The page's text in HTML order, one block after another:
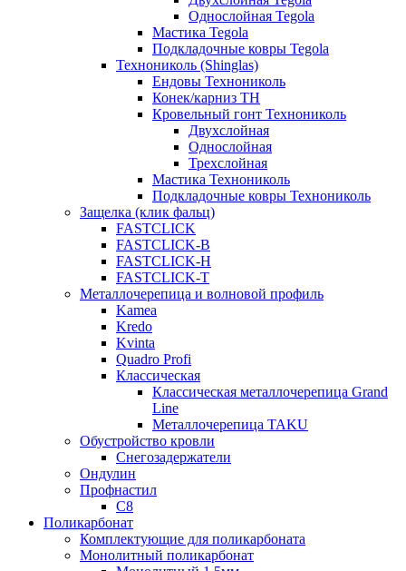
Однослойная Tegola
Мастика Tegola
Подкладочные ковры Tegola
Технониколь (Shinglas)
Ендовы Технониколь
Конек/карниз ТН
Кровельный гонт Технониколь
Двухслойная
Однослойная
Трехслойная
Мастика Технониколь
Подкладочные ковры Технониколь
Защелка (клик фальц)
FASTCLICK
FASTCLICK-B
FASTCLICK-H
FASTCLICK-T
Металлочерепица и волновой профиль
Kamea
Kredo
Kvinta
Quadro Profi
Классическая
Классическая металлочерепица Grand
Line
Металлочерепица TAKU
Обустройство кровли
Снегозадержатели
Ондулин
Профнастил
С8
Поликарбонат
Комплектующие для поликарбоната
Монолитный поликарбонат